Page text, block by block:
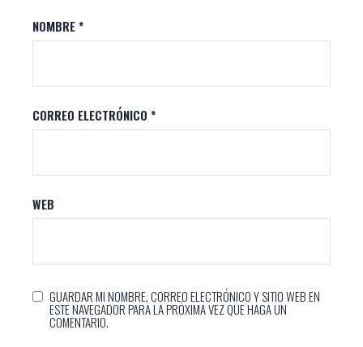
NOMBRE*
CORREO ELECTRÓNICO*
WEB
GUARDAR MI NOMBRE, CORREO ELECTRÓNICO Y SITIO WEB EN
ESTE NAVEGADOR PARA LA PRÓXIMA VEZ QUE HAGA UN
COMENTARIO.